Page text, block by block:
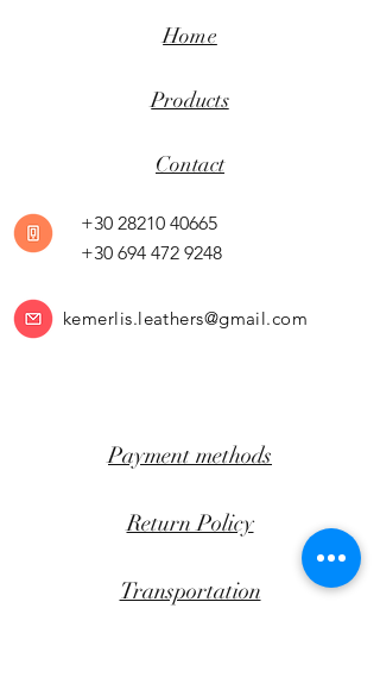
Home
Products
Contact
+30 28210 40665
+30 694 472 9248
kemerlis.leathers@gmail.com
Payment methods
Return Policy
Transportation